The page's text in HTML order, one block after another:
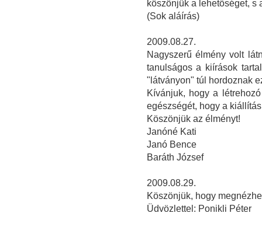
köszönjük a lehetőséget, s
(Sok aláírás)
2009.08.27.
Nagyszerű élmény volt
tanulságos a kiírások
"látványon" túl hordoznak
Kívánjuk, hogy a
egészségét, hogy a
Köszönjük az élményt!
Janóné Kati
Janó Bence
Baráth József
2009.08.29.
Köszönjük, hogy
Üdvözlettel: Ponikli Péter